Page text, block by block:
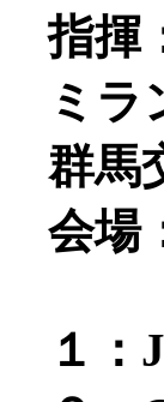
指揮
ミラ
群馬
会場
１